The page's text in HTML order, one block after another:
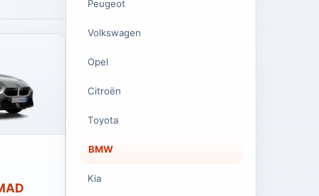
Peugeot
Volkswagen
Opel
Citroën
Toyota
BMW
Kia